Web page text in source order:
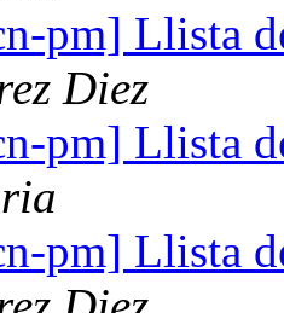
pm] Llista
Diez
pm] Llista
pm] Llista